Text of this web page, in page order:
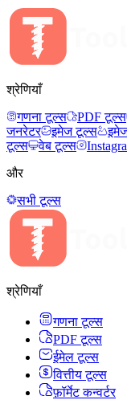
श्रेणियाँ
गणना टूल्स
PDF टूल्स
जनरेटर
इमेज टूल्स
टूल्स
वेब टूल्स
और
सभी टूल्स
श्रेणियाँ
गणना टूल्स
PDF टूल्स
ईमेल टूल्स
वित्तीय टूल्स
फ़ॉर्मेट कन्वर्टर